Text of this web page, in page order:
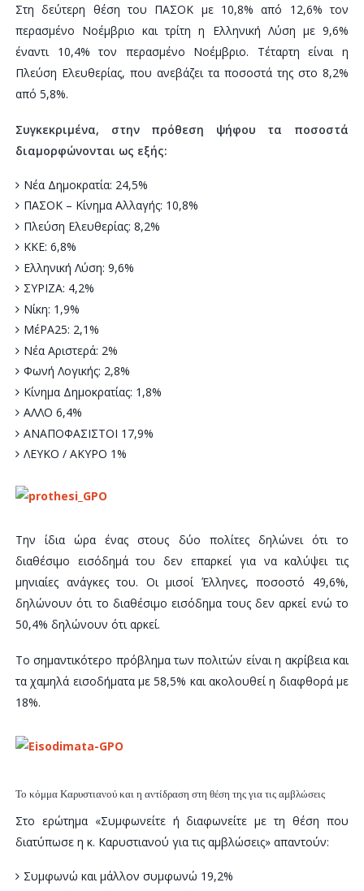
Στη δεύτερη θέση του ΠΑΣΟΚ με 10,8% από 12,6% τον
περασμένο Νοέμβριο και τρίτη η Ελληνική Λύση με 9,6%
έναντι 10,4% τον περασμένο Νοέμβριο. Τέταρτη είναι η
Πλεύση Ελευθερίας, που ανεβάζει τα ποσοστά της στο 8,2%
από 5,8%.
Συγκεκριμένα, στην πρόθεση ψήφου τα ποσοστά
διαμορφώνονται ως εξής:
Νέα Δημοκρατία: 24,5%
ΠΑΣΟΚ – Κίνημα Αλλαγής: 10,8%
Πλεύση Ελευθερίας: 8,2%
ΚΚΕ: 6,8%
Ελληνική Λύση: 9,6%
ΣΥΡΙΖΑ: 4,2%
Νίκη: 1,9%
ΜέΡΑ25: 2,1%
Νέα Αριστερά: 2%
Φωνή Λογικής: 2,8%
Κίνημα Δημοκρατίας: 1,8%
ΑΛΛΟ 6,4%
ΑΝΑΠΟΦΑΣΙΣΤΟΙ 17,9%
ΛΕΥΚΟ / ΑΚΥΡΟ 1%
Την ίδια ώρα ένας στους δύο πολίτες δηλώνει ότι το
διαθέσιμο εισόδημά του δεν επαρκεί για να καλύψει τις
μηνιαίες ανάγκες του. Οι μισοί Έλληνες, ποσοστό 49,6%,
δηλώνουν ότι το διαθέσιμο εισόδημα τους δεν αρκεί ενώ το
50,4% δηλώνουν ότι αρκεί.
Το σημαντικότερο πρόβλημα των πολιτών είναι η ακρίβεια και
τα χαμηλά εισοδήματα με 58,5% και ακολουθεί η διαφθορά με
18%.
Το κόμμα Καρυστιανού και η αντίδραση στη θέση της για τις αμβλώσεις
Στο ερώτημα «Συμφωνείτε ή διαφωνείτε με τη θέση που
διατύπωσε η κ. Καρυστιανού για τις αμβλώσεις» απαντούν:
Συμφωνώ και μάλλον συμφωνώ 19,2%